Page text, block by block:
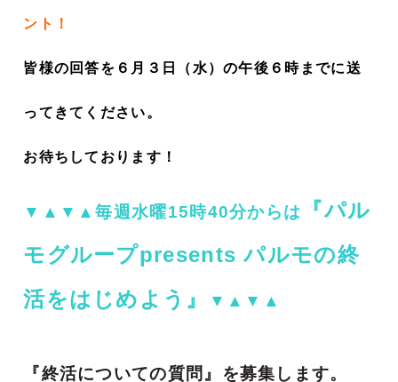
ント！
皆様の回答を６月３ 日（水）の午後６時までに送
ってきてください。
お待ちしております！
▼▲▼▲毎週水曜15時40分からは
『パル
モグループpresents パルモの終
活をはじめよう』
▼▲▼▲
『終活についての質問』を募集します。